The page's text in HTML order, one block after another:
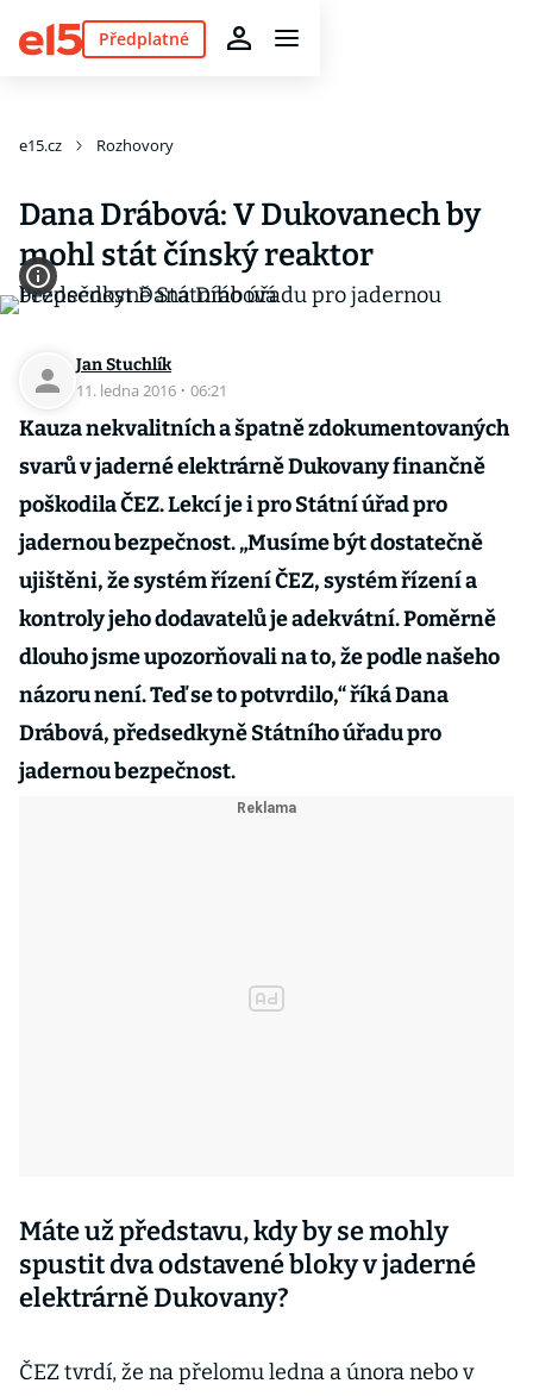
Předplatné
e15.cz Rozhovory
Dana Drábová: V Dukovanech by
mohl stát čínský reaktor
Jan Stuchlík
11. ledna 2016 · 06:21
Kauza nekvalitních a špatně zdokumentovaných
svarů v jaderné elektrárně Dukovany finančně
poškodila ČEZ. Lekcí je i pro Státní úřad pro
jadernou bezpečnost. „Musíme být dostatečně
ujištěni, že systém řízení ČEZ, systém řízení a
kontroly jeho dodavatelů je adekvátní. Poměrně
dlouho jsme upozorňovali na to, že podle našeho
názoru není. Teď se to potvrdilo,“ říká Dana
Drábová, předsedkyně Státního úřadu pro
jadernou bezpečnost.
Máte už představu, kdy by se mohly
spustit dva odstavené bloky v jaderné
elektrárně Dukovany?
ČEZ tvrdí, že na přelomu ledna a února nebo v